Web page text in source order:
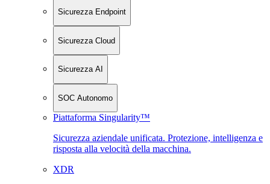
Sicurezza Endpoint
Sicurezza Cloud
Sicurezza AI
SOC Autonomo
Piattaforma Singularity™
Sicurezza aziendale unificata. Protezione, intelligenza e
risposta alla velocità della macchina.
XDR